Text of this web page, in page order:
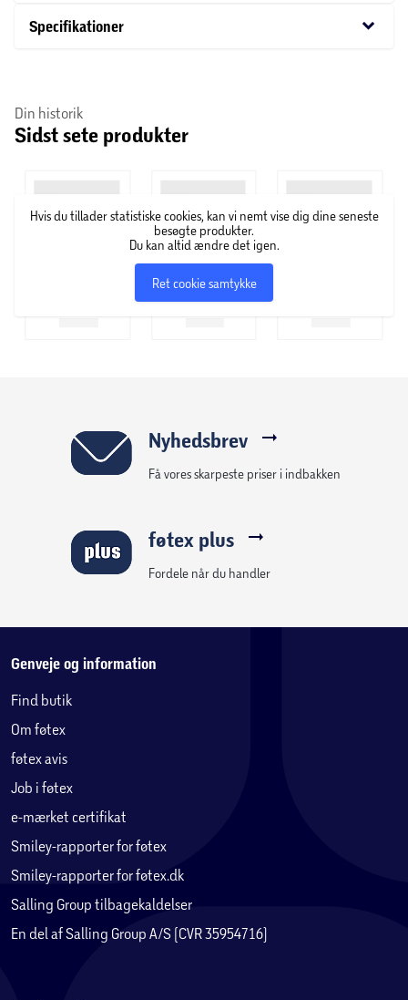
udendørs. Perfekt til placering på terrassen, i haven eller
Specifikationer keyboard_arrow_down
Din historik
Sidst sete produkter
Hvis du tillader statistiske cookies, kan vi nemt vise dig dine seneste
besøgte produkter.
Du kan altid ændre det igen.
Ret cookie samtykke
Nyhedsbrev
Få vores skarpeste priser i indbakken
føtex plus
Fordele når du handler
Genveje og information
Find butik
Om føtex
føtex avis
Job i føtex
e-mærket certifikat
Smiley-rapporter for føtex
Smiley-rapporter for føtex.dk
Salling Group tilbagekaldelser
En del af Salling Group A/S (CVR 35954716)